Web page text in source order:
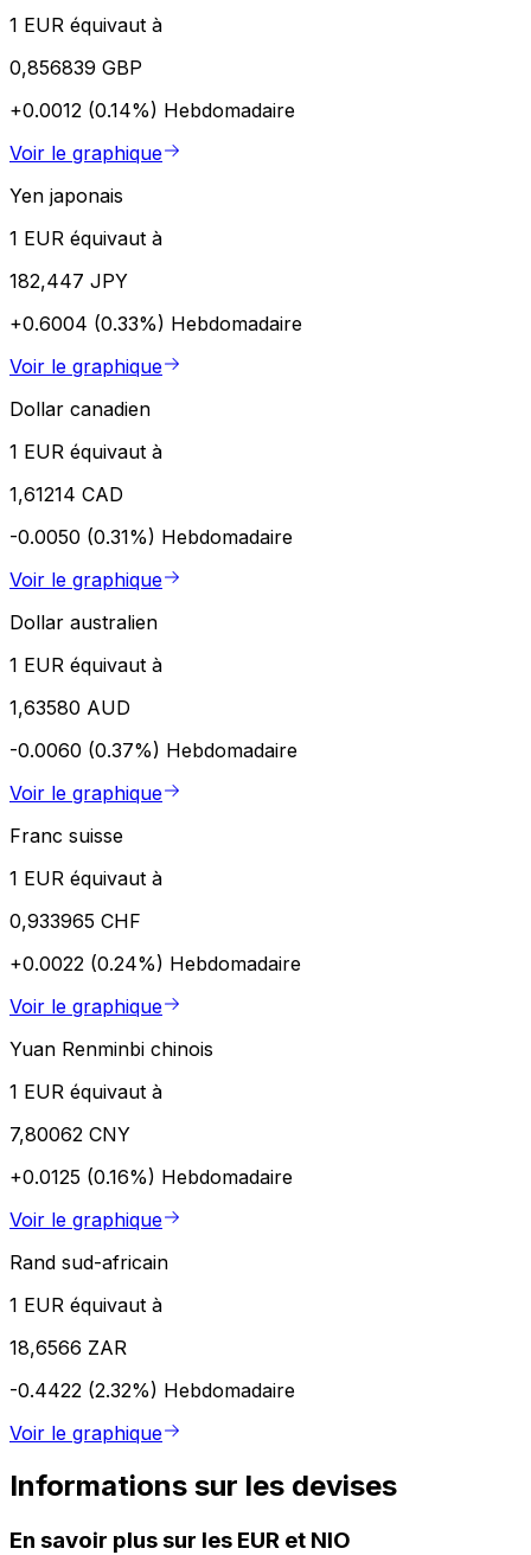
1 EUR équivaut à
0,856839 GBP
+0.0012 (0.14%) Hebdomadaire
Voir le graphique
Yen japonais
1 EUR équivaut à
182,447 JPY
+0.6004 (0.33%) Hebdomadaire
Voir le graphique
Dollar canadien
1 EUR équivaut à
1,61214 CAD
-0.0050 (0.31%) Hebdomadaire
Voir le graphique
Dollar australien
1 EUR équivaut à
1,63580 AUD
-0.0060 (0.37%) Hebdomadaire
Voir le graphique
Franc suisse
1 EUR équivaut à
0,933965 CHF
+0.0022 (0.24%) Hebdomadaire
Voir le graphique
Yuan Renminbi chinois
1 EUR équivaut à
7,80062 CNY
+0.0125 (0.16%) Hebdomadaire
Voir le graphique
Rand sud-africain
1 EUR équivaut à
18,6566 ZAR
-0.4422 (2.32%) Hebdomadaire
Voir le graphique
Informations sur les devises
En savoir plus sur les EUR et NIO